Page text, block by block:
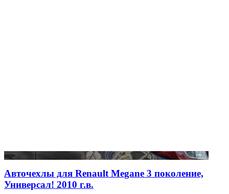
Авточехлы для Renault Megane 3 поколение,
Универсал! 2010 г.в.